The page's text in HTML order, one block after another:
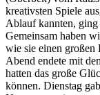
kreativsten Spiele
Ablauf kannten, ging
Gemeinsam haben
wie sie einen
Abend endete mit
hatten das große
können. Dienstag